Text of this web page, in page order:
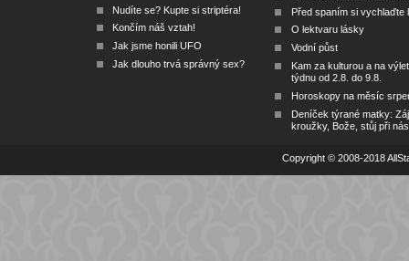
Nudíte se? Kupte si striptéra!
Končím náš vztah!
Jak jsme honili UFO
Jak dlouho trvá správný sex?
Před spaním si vychlaďte
O lektvaru lásky
Vodní půst
Kam za kulturou a na
týdnu od 2.8. do 9.8.
Horoskopy na měsíc
Deníček týrané matky:
kroužky, Bože, stůj při nás
Copyright © 2008-2018